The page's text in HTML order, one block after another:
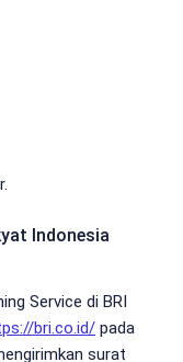
Indonesia
Service di BRI
bri.co.id/ pada
surat